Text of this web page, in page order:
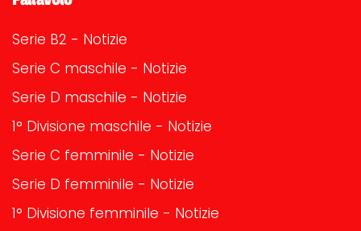
Serie B2 - Notizie
Serie C maschile - Notizie
Serie D maschile - Notizie
1° Divisione maschile - Notizie
Serie C femminile - Notizie
Serie D femminile - Notizie
1° Divisione femminile - Notizie